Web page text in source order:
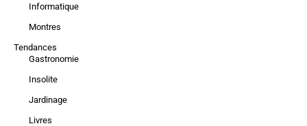
Informatique
Montres
Tendances
Gastronomie
Insolite
Jardinage
Livres